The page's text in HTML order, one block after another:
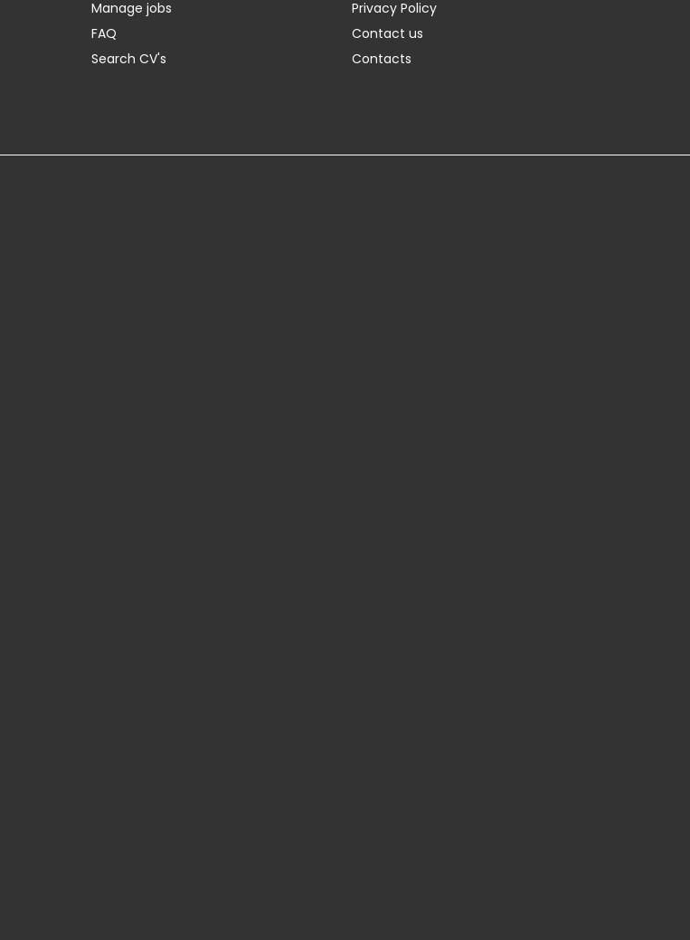
Manage jobs
FAQ
Search CV's
Privacy Policy
Contact us
Contacts